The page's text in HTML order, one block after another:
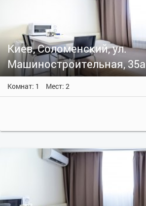
Киев, Соломенский, ул.
Машиностроительная, 35а
Комнат: 1 Мест: 2